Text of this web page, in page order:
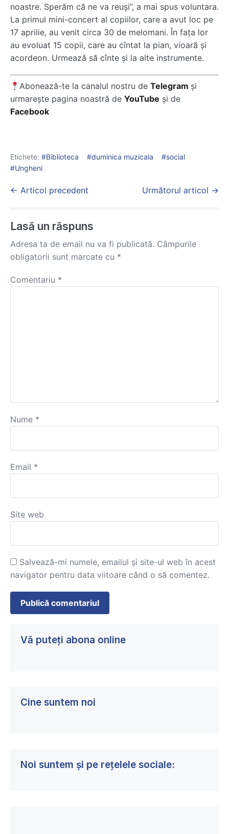
noastre. Sperăm că ne va reuși”, a mai spus voluntara.
La primul mini-concert al copiilor, care a avut loc pe
17 aprilie, au venit circa 30 de melomani. În fața lor
au evoluat 15 copii, care au cîntat la pian, vioară și
acordeon. Urmează să cînte și la alte instrumente.
Abonează-te la canalul nostru deTelegram și
urmarește pagina noastră de YouTube și de
Facebook
Etichete: Biblioteca duminica muzicala
social
Ungheni
Post
← Articol precedent Următorul articol →
Lasă un răspuns
Adresa ta de email nu va fi publicată. Câmpurile
obligatorii sunt marcate cu *
Comentariu *
Nume *
Email *
Site web
Salvează-mi numele, emailul și site-ul web în acest
navigator pentru data viitoare când o să comentez.
Vă puteți abona online
Cine suntem noi
Noi suntem și pe rețelele sociale: